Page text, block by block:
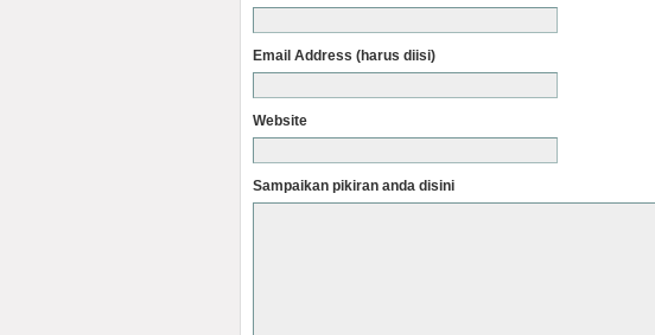
Email Address (harus diisi)
Website
Sampaikan pikiran anda disini